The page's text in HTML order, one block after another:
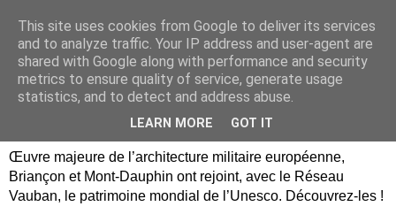
Briançon, Mont-Dauphin,
Vauban Unesco Hautes-
Œuvre majeure de l’architecture militaire européenne,
Briançon et Mont-Dauphin ont rejoint, avec le Réseau
Vauban, le patrimoine mondial de l’Unesco. Découvrez-les !
This site uses cookies from Google to deliver its services
and to analyze traffic. Your IP address and user-agent are
shared with Google along with performance and security
metrics to ensure quality of service, generate usage
statistics, and to detect and address abuse.
LEARN MORE GOT IT